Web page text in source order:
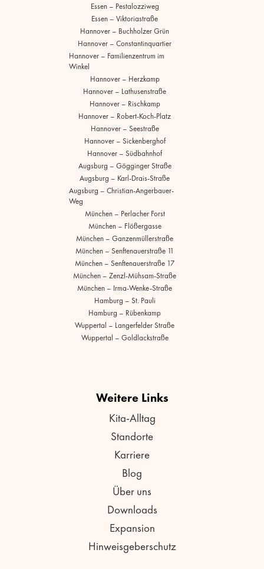
Essen – Pestalozziweg
Essen – Viktoriastraße
Hannover – Buchholzer Grün
Hannover – Constantinquartier
Hannover – Familienzentrum im
Winkel
Hannover – Herzkamp
Hannover – Lathusenstraße
Hannover – Rischkamp
Hannover – Robert-Koch-Platz
Hannover – Seestraße
Hannover – Sickenberghof
Hannover – Südbahnhof
Augsburg – Gögginger Straße
Augsburg – Karl-Drais-Straße
Augsburg – Christian-Angerbauer-
Weg
München – Perlacher Forst
München – Flößergasse
München – Ganzenmüllerstraße
München – Senftenauerstraße 11
München – Senftenauerstraße 17
München – Zenzl-Mühsam-Straße
München – Irma-Wenke-Straße
Hamburg – St. Pauli
Hamburg – Rübenkamp
Wuppertal – Langerfelder Straße
Wuppertal – Goldlackstraße
Weitere Links
Kita-Alltag
Standorte
Karriere
Blog
Über uns
Downloads
Expansion
Hinweisgeberschutz